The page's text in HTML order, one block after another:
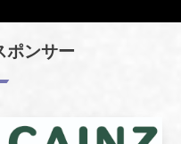
ポンサー